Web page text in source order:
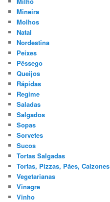
Mineira
Molhos
Natal
Nordestina
Peixes
Pêssego
Queijos
Rápidas
Regime
Saladas
Salgados
Sopas
Sorvetes
Sucos
Tortas Salgadas
Tortas, Pizzas, Pães, Calzones
Vegetarianas
Vinagre
Vinho